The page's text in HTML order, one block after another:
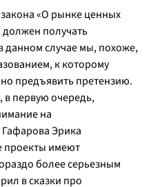
«О рынке ценных
получать
данном случае мы, похоже,
к которому
предъявить претензию.
первую очередь,
на
Эрика
проекты имеют
более серьезным
в сказки про